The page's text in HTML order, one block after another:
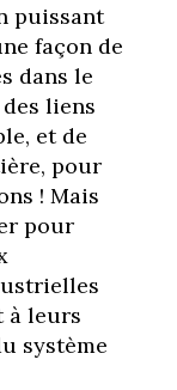
puissant
façon de
dans le
liens
et de
pour
! Mais
pour
à leurs
système